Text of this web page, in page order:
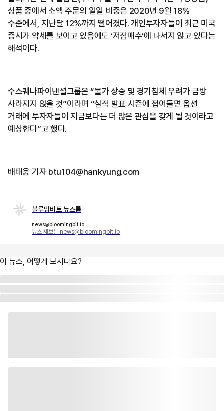
상품 중에서 소액 주문의 일일 비중은 2020년 9월 18%
수준에서, 지난달 12%까지 떨어졌다. 개인투자자들이 최근 미국
증시가 약세를 보이고 있음에도 ‘저점매수’에 나서지 않고 있다는
해석이다.
수스퀘나파이낸셜그룹은 “물가 상승 및 경기침체 우려가 금방
사라지지 않을 것”이라며 “실적 발표 시즌에 접어들면 옵션
거래에 투자자들이 지금보다는 더 많은 관심을 갖게 될 것이라고
예상한다”고 했다.
배태웅 기자 btu104@hankyung.com
블루밍비트 뉴스룸
news@bloomingbit.io
뉴스 제보는 news@bloomingbit.io
이 뉴스, 어떻게 보시나요?